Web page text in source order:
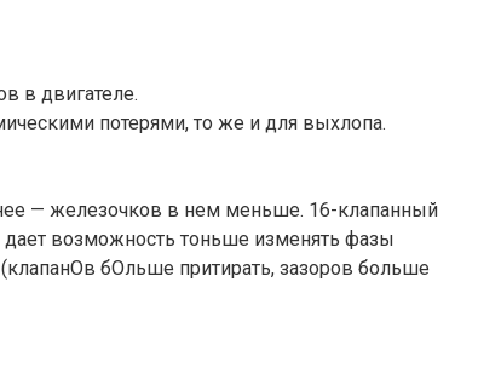
в двигателе.
потерями, то же и для выхлопа.
— железочков в нем меньше. 16-клапанный
возможность тоньше изменять фазы
бОльше притирать, зазоров больше